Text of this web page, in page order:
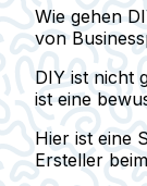
Wie gehen
von
DIY ist nicht
ist eine
Hier ist eine
Ersteller